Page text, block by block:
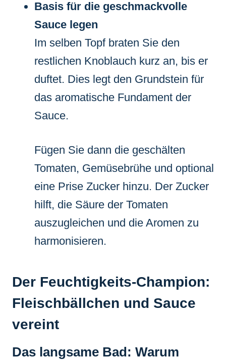
Basis für die geschmackvolle
Sauce legen
Im selben Topf braten Sie den
restlichen Knoblauch kurz an, bis er
duftet. Dies legt den Grundstein für
das aromatische Fundament der
Sauce.
Fügen Sie dann die geschälten
Tomaten, Gemüsebrühe und optional
eine Prise Zucker hinzu. Der Zucker
hilft, die Säure der Tomaten
auszugleichen und die Aromen zu
harmonisieren.
Der Feuchtigkeits-Champion:
Fleischbällchen und Sauce
vereint
Das langsame Bad: Warum